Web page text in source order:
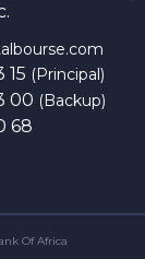
15 (Principal)
00 (Backup)
68
Of Africa